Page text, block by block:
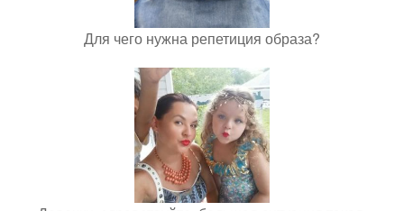
Для чего нужна репетиция образа?